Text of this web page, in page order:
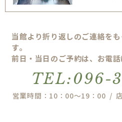
当館より折り返しのご連絡を
す。
前日・当日のご予約は、お電話
TEL:096-
営業時間：10：00～19：00 /